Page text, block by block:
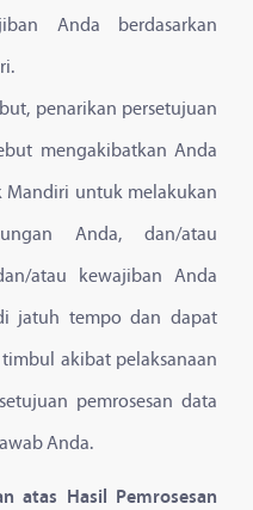
Anda berdasarkan
penarikan persetujuan
mengakibatkan Anda
Mandiri untuk melakukan
Anda, dan/atau
atau kewajiban Anda
jatuh tempo dan dapat
akibat pelaksanaan
pemrosesan data
Anda.
atas Hasil Pemrosesan